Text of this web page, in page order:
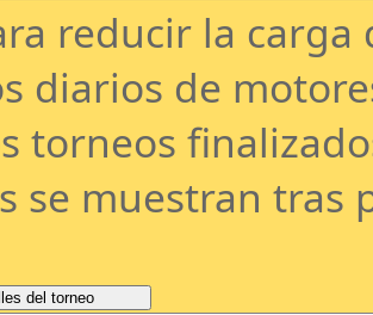
reducir la
diarios de
torneos
se muestran tras